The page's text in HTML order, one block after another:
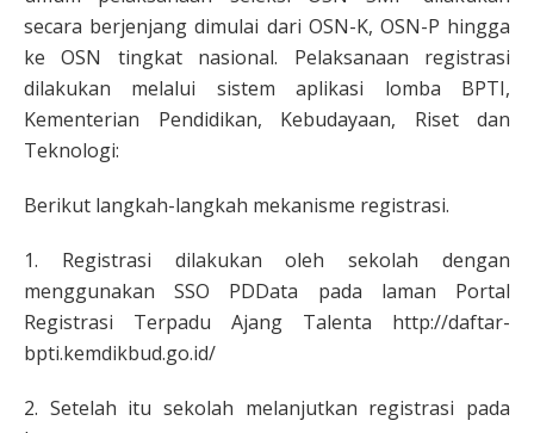
secara berjenjang dimulai dari OSN-K, OSN-P hingga
ke OSN tingkat nasional. Pelaksanaan registrasi
dilakukan melalui sistem aplikasi lomba BPTI,
Kementerian Pendidikan, Kebudayaan, Riset dan
Teknologi:
Berikut langkah-langkah mekanisme registrasi.
1. Registrasi dilakukan oleh sekolah dengan
menggunakan SSO PDData pada laman Portal
Registrasi Terpadu Ajang Talenta http://daftar-
bpti.kemdikbud.go.id/
2. Setelah itu sekolah melanjutkan registrasi pada